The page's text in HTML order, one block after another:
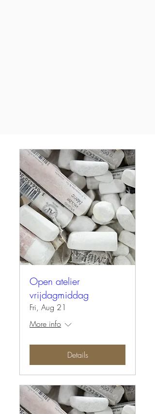
Open atelier
vrijdagmiddag
Fri, Aug 21
More info
Details